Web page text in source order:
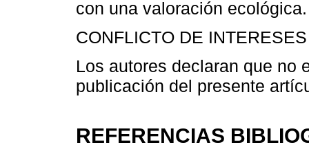
con una valoración ecológica.
CONFLICTO DE INTERESES
Los autores declaran que no
publicación del presente
REFERENCIAS